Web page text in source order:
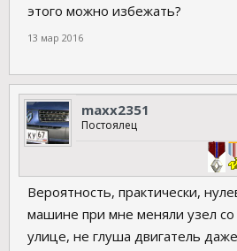
этого можно избежать?
13 мар 2016
maxx2351
Постоялец
Вероятность, практически,
машине при мне меняли узел
улице, не глуша двигатель